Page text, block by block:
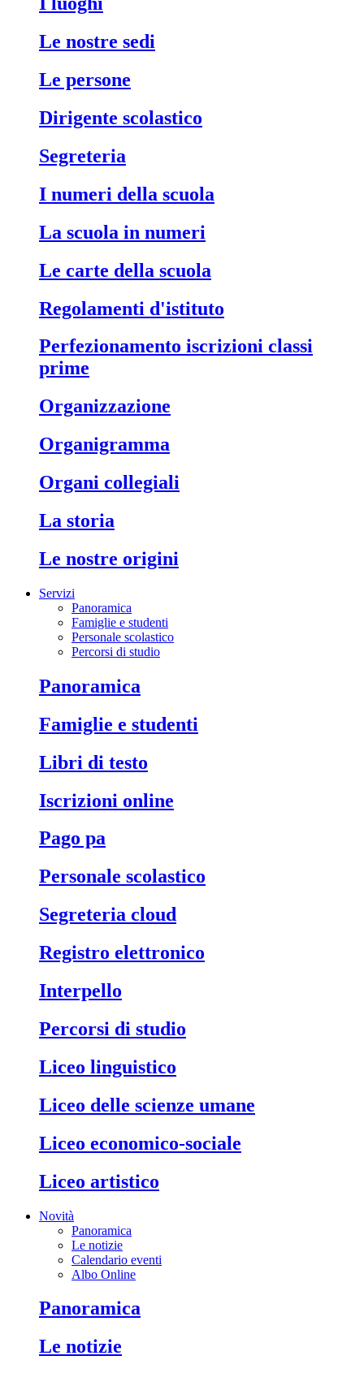
le nostre sedi
le persone
dirigente scolastico
segreteria
i numeri della scuola
la scuola in numeri
le carte della scuola
regolamenti d'istituto
perfezionamento iscrizioni classi
prime
organizzazione
organigramma
organi collegiali
la storia
le nostre origini
Servizi
Panoramica
Famiglie e studenti
Personale scolastico
Percorsi di studio
panoramica
famiglie e studenti
libri di testo
iscrizioni online
pago pa
personale scolastico
segreteria cloud
registro elettronico
interpello
percorsi di studio
liceo linguistico
liceo delle scienze umane
liceo economico-sociale
liceo artistico
Novità
Panoramica
Le notizie
Calendario eventi
Albo Online
panoramica
le notizie